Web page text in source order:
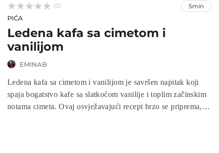


 (0) 5min
PIĆA
Ledena kafa sa cimetom i
vanilijom
EMINAB
Ledena kafa sa cimetom i vanilijom je savršen napitak koji
spaja bogatstvo kafe sa slatkoćom vanilije i toplim začinskim
notama cimeta. Ovaj osvježavajući recept brzo se priprema, a